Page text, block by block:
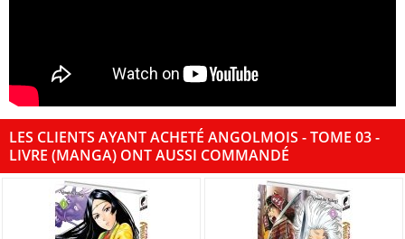
LES CLIENTS AYANT ACHETÉ ANGOLMOIS - TOME 03 -
LIVRE (MANGA) ONT AUSSI COMMANDÉ